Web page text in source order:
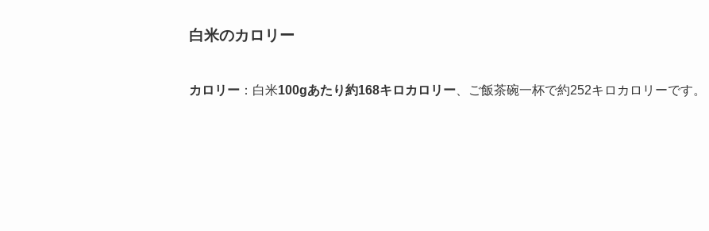
白米のカロリー
カロリー ：白米100gあたり約168キロカロリー 、ご飯茶碗一杯で約252キロカロリーです。